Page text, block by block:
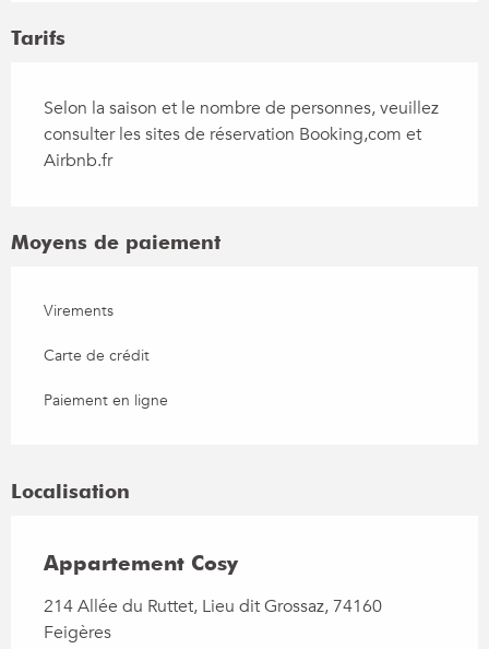
Tarifs
Selon la saison et le nombre de personnes, veuillez
consulter les sites de réservation Booking,com et
Airbnb.fr
Moyens de paiement
Virements
Carte de crédit
Paiement en ligne
Localisation
Appartement Cosy
214 Allée du Ruttet, Lieu dit Grossaz, 74160
Feigères